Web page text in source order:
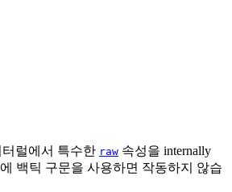
럴에서 특수한 raw 속성을 internally
백틱 구문을 사용하면 작동하지 않습